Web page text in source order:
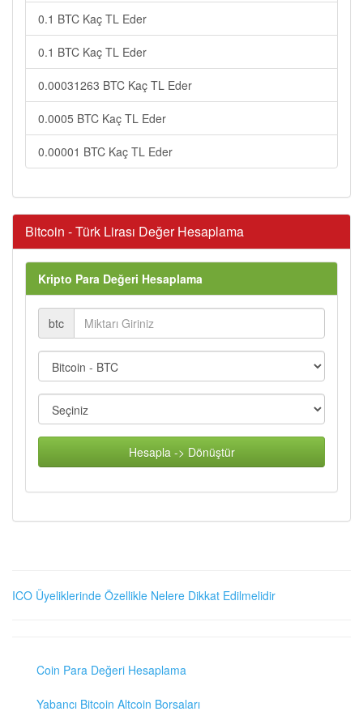
0.1 BTC Kaç TL Eder
0.1 BTC Kaç TL Eder
0.00031263 BTC Kaç TL Eder
0.0005 BTC Kaç TL Eder
0.00001 BTC Kaç TL Eder
Bitcoin - Türk Lirası Değer Hesaplama
Kripto Para Değeri Hesaplama
btc
Hesapla -> Dönüştür
ICO Üyeliklerinde Özellikle Nelere Dikkat Edilmelidir
Coin Para Değeri Hesaplama
Yabancı Bitcoin Altcoin Borsaları